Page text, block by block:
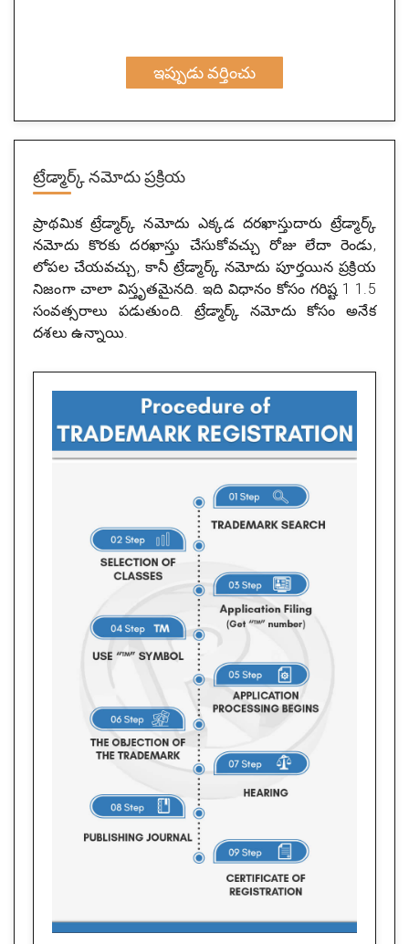
ఇప్పుడు వర్తించు
ట్రేడ్మార్క్ నమోదు ప్రక్రియ
ప్రాథమిక ట్రేడ్మార్క్ నమోదు ఎక్కడ దరఖాస్తుదారు ట్రేడ్మార్క్
నమోదు కొరకు దరఖాస్తు చేసుకోవచ్చు రోజు లేదా రెండు,
లోపల చేయవచ్చు, కానీ ట్రేడ్మార్క్ నమోదు పూర్తయిన ప్రక్రియ
నిజంగా చాలా విస్తృతమైనది. ఇది విధానం కోసం గరిష్ట 1 1.5
సంవత్సరాలు పడుతుంది. ట్రేడ్మార్క్ నమోదు కోసం అనేక
దశలు ఉన్నాయి.